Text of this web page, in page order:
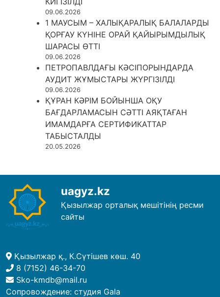
09.06.2026
1 МАУСЫМ – ХАЛЫҚАРАЛЫҚ БАЛАЛАРДЫ
ҚОРҒАУ КҮНІНЕ ОРАЙ ҚАЙЫРЫМДЫЛЫҚ
ШАРАСЫ ӨТТІ
09.06.2026
ПЕТРОПАВЛДАҒЫ КӘСІПОРЫНДАРДА
АУДИТ ЖҰМЫСТАРЫ ЖҮРГІЗІЛДІ
09.06.2026
ҚҰРАН КӘРІМ БОЙЫНША ОҚУ
БАҒДАРЛАМАСЫН СӘТТІ АЯҚТАҒАН
ИМАМДАРҒА СЕРТИФИКАТТАР
ТАБЫСТАЛДЫ
20.05.2026
uagyz.kz
Қызылжар орталық мешітінің ресми
сайты
Қызылжар қ., К.Сүтішев көш. 40
8 (7152) 46-34-70
Sko-kmdb@mail.ru
Сопровождение: студия Gala